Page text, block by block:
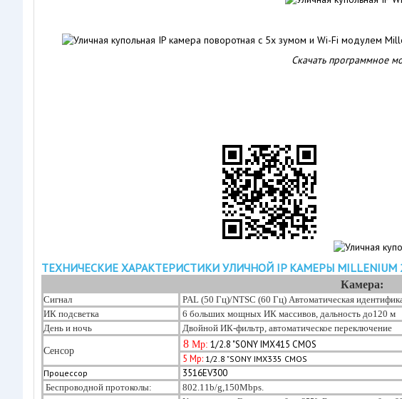
Скачать программное
ТЕХНИЧЕСКИЕ ХАРАКТЕРИСТИКИ УЛИЧНОЙ IP КАМЕРЫ MILLENIUM
Камера:
Сигнал
PAL (50 Гц)/NTSC (60 Гц) Автоматическая
ИК подсветка
6 больших мощных ИК массивов, дальность до120 м
День и ночь
Двойной ИК-фильтр, автоматическое переключение
Сенсор
8 Mp: 1/2.8 "SONY IMX415 CMOS
5 Mp: 1/2.8 "SONY IMX335 CMOS
Процессор
3516EV300
Беспроводной протоколы: 802.11b/g,150Mbps.